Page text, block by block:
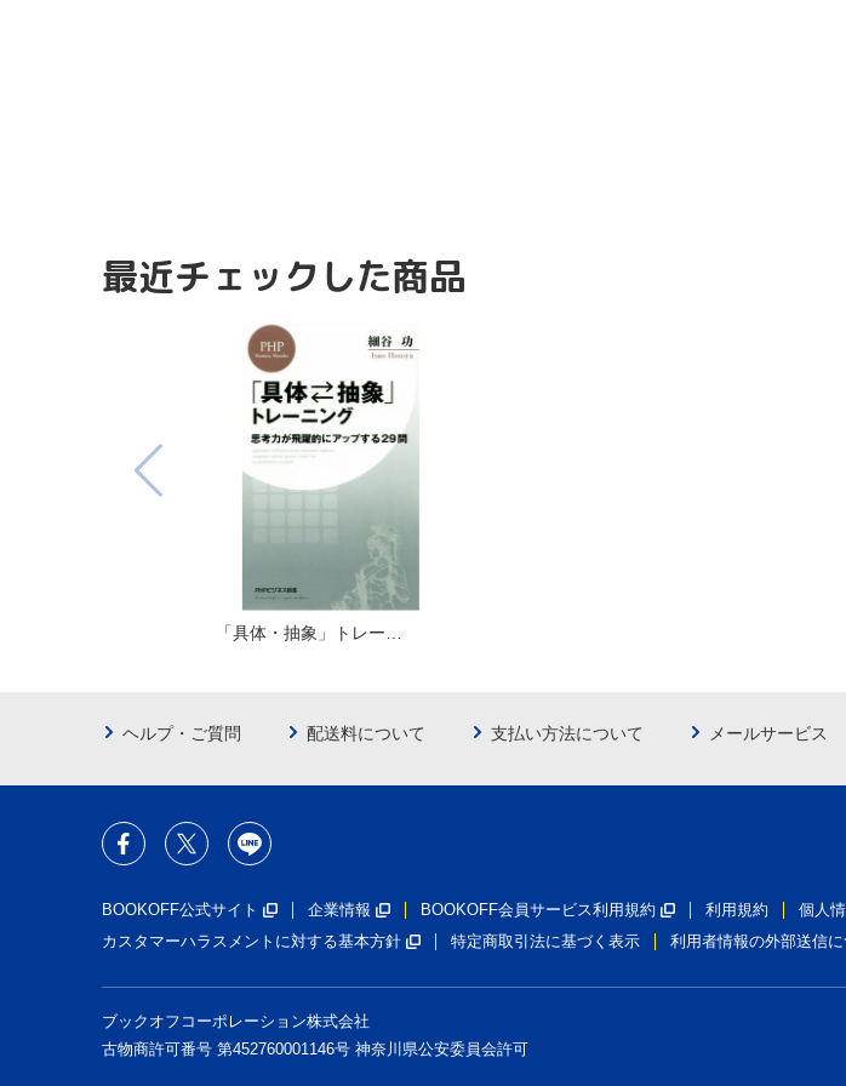
最近チェックした商品
「具体・抽象」トレー…
ヘルプ・ご質問 配送料について 支払い方法について メールサービス
BOOKOFF公式サイト 企業情報 BOOKOFF会員サービス利用規約 利用規約 個人
カスタマーハラスメントに対する基本方針
特定商取引法に基づく表示 利用者情報の外部送信
ブックオフコーポレーション株式会社
古物商許可番号 第452760001146号 神奈川県公安委員会許可